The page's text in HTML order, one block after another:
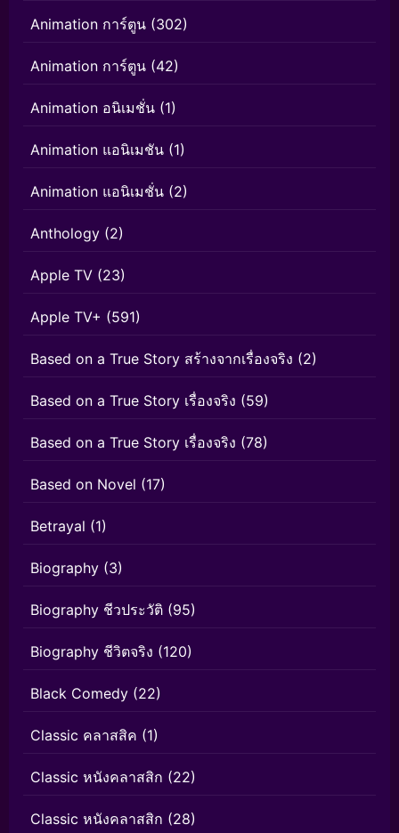
Animation การ์ตูน (302)
Animation การ์ตูน (42)
Animation อนิเมชั่น (1)
Animation แอนิเมชัน (1)
Animation แอนิเมชั่น (2)
Anthology (2)
Apple TV (23)
Apple TV+ (591)
Based on a True Story สร้างจากเรื่องจริง (2)
Based on a True Story เรื่องจริง (59)
Based on a True Story เรื่องจริง (78)
Based on Novel (17)
Betrayal (1)
Biography (3)
Biography ชีวประวัติ (95)
Biography ชีวิตจริง (120)
Black Comedy (22)
Classic คลาสสิค (1)
Classic หนังคลาสสิก (22)
Classic หนังคลาสสิก (28)